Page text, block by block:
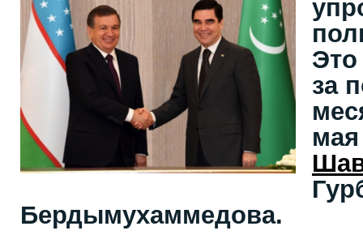
Это
за
Бердымухаммедова.